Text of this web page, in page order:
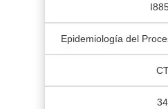
Epidemiología del
34